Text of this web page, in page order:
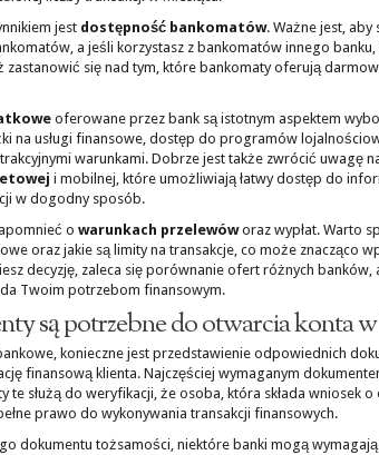
jest dostępność bankomatów. Ważne jest,
a jeśli korzystasz z bankomatów innego
zastanowić się nad tym, które bankomaty oferują
oferowane przez bank są istotnym aspektem
na usługi finansowe, dostęp do programów
warunkami. Dobrze jest także zwrócić uwagę
i mobilnej, które umożliwiają łatwy dostęp do
w dogodny sposób.
o warunkach przelewóworaz wypłat. Warto
oraz jakie są limity na transakcje, co może znacząco
decyzję, zaleca się porównanie ofert różnych banków,
Twoim potrzebom finansowym.
są potrzebne do otwarcia konta
konieczne jest przedstawienie odpowiednich
finansową klienta. Najczęściej wymaganym
te służą do weryfikacji, że osoba, która składa wniosek
prawo do wykonywania transakcji finansowych.
dokumentu tożsamości, niektóre banki mogą